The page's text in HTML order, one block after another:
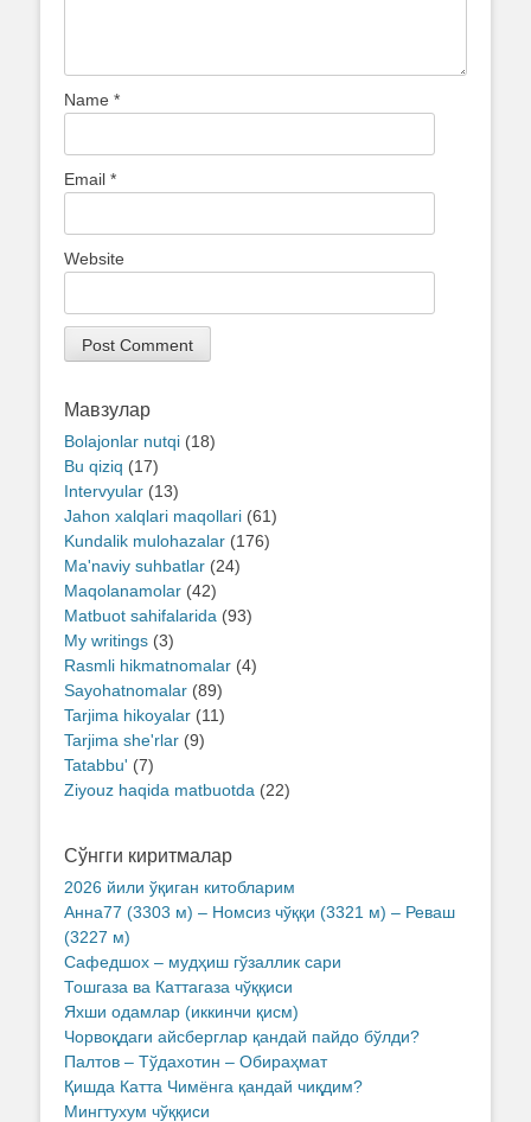
Name *
Email *
Website
Мавзулар
Bolajonlar nutqi (18)
Bu qiziq (17)
Intervyular (13)
Jahon xalqlari maqollari (61)
Kundalik mulohazalar (176)
Ma'naviy suhbatlar (24)
Maqolanamolar (42)
Matbuot sahifalarida (93)
My writings (3)
Rasmli hikmatnomalar (4)
Sayohatnomalar (89)
Tarjima hikoyalar (11)
Tarjima she'rlar (9)
Tatabbu' (7)
Ziyouz haqida matbuotda (22)
Сўнгги киритмалар
2026 йили ўқиган китобларим
Анна77 (3303 м) – Номсиз чўққи (3321 м) – Реваш
(3227 м)
Сафедшох – мудҳиш гўзаллик сари
Тошгаза ва Каттагаза чўққиси
Яхши одамлар (иккинчи қисм)
Чорвоқдаги айсберглар қандай пайдо бўлди?
Палтов – Тўдахотин – Обираҳмат
Қишда Катта Чимёнга қандай чиқдим?
Мингтухум чўққиси